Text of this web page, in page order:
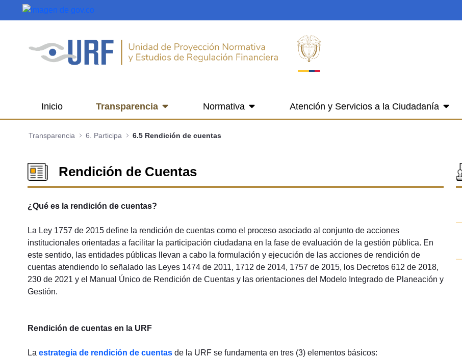
Saltar al contenido principal
Inicio Transparencia Normativa Atención y Servicios a la Ciudadanía
Transparencia 6. Participa 6.5 Rendición de cuentas
Rendición de Cuentas
¿Qué es la rendición de cuentas?
La Ley 1757 de 2015 define la rendición de cuentas como el proceso asociado al conjunto de acciones
institucionales orientadas a facilitar la participación ciudadana en la fase de evaluación de la gestión pública. En
este sentido, las entidades públicas llevan a cabo la formulación y ejecución de las acciones de rendición de
cuentas atendiendo lo señalado las Leyes 1474 de 2011, 1712 de 2014, 1757 de 2015, los Decretos 612 de 2018,
230 de 2021 y el Manual Único de Rendición de Cuentas y las orientaciones del Modelo Integrado de Planeación y
Gestión.
Rendición de cuentas en la URF
La estrategia de rendición de cuentasde la URF se fundamenta en tres (3) elementos básicos: